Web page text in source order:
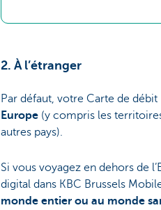
2. À l’étranger
Par défaut, votre Carte de débit
Europe(y compris les
autres pays).
Si vous voyagez en dehors de
digital dans KBC Brussels
monde entier ou au monde